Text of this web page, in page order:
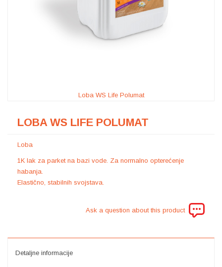
Loba WS Life Polumat
LOBA WS LIFE POLUMAT
Loba
1K lak za parket na bazi vode. Za normalno opterećenje
habanja.
Elastično, stabilnih svojstava.
Ask a question about this product
Detaljne informacije